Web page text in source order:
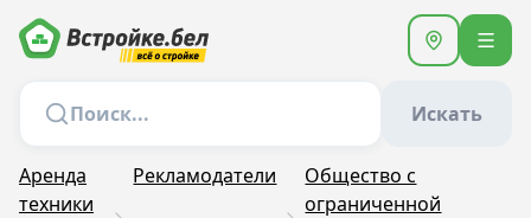
Искать
Аренда
техники
Рекламодатели
Общество с
ограниченной